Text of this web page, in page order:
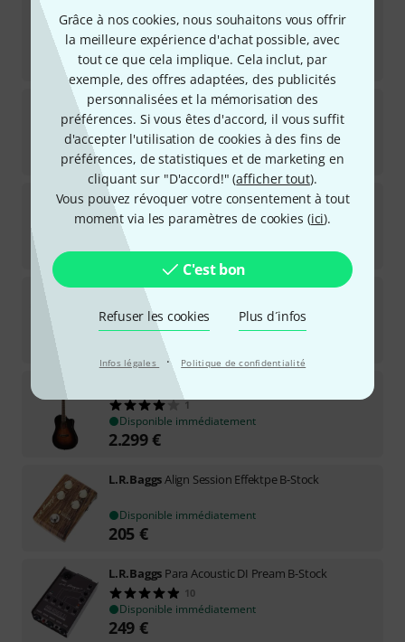
Grâce à nos cookies, nous souhaitons vous offrir
la meilleure expérience d'achat possible, avec
tout ce que cela implique. Cela inclut, par
exemple, des offres adaptées, des publicités
personnalisées et la mémorisation des
préférences. Si vous êtes d'accord, il vous suffit
d'accepter l'utilisation de cookies à des fins de
préférences, de statistiques et de marketing en
cliquant sur "D'accord!" (afficher tout).
Vous pouvez révoquer votre consentement à tout
moment via les paramètres de cookies (ici).
C'est bon
Refuser les cookies Plus d´infos
Infos légales · Politique de confidentialité
18
Disponible immédiatement
269€
L.R.BaggsAlign Delay
7
Disponible immédiatement
239 €
L.R.BaggsEAS VTC SS Set
Disponible immédiatement
289€
L.R.BaggsEAS SS Set
Disponible immédiatement
AEG 1 E- Acoustic Sunburst
1
Disponible immédiatement
2.299€
L.R.BaggsAlign Session Effektpe B-Stock
Disponible immédiatement
205 €
L.R.Baggs Para Acoustic DI Pream B-Stock
10
Disponible immédiatement
249 €